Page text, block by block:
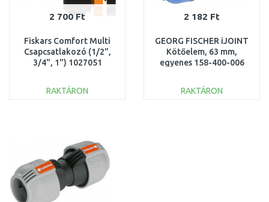
2 700 Ft
Fiskars Comfort Multi
Csapcsatlakozó (1/2",
3/4", 1") 1027051
RAKTÁRON
2 182 Ft
GEORG FISCHER iJOINT
Kötőelem, 63 mm,
egyenes 158-400-006
RAKTÁRON